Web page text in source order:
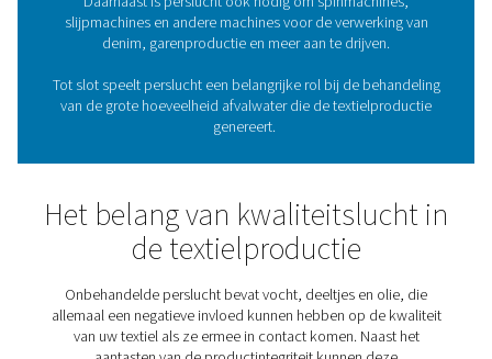
textielproductie
Door de modernisering van productieprocessen
verbruik van perslucht in de textielproductie toe.
zogenaamde 'vierde' utility houdt alle soorten
verschillende productieprocessen draaiende. Hier zijn
textureren, wikkelen en verven van non-woven
pneumatisch transport voor PET-chips.
Daarnaast is perslucht ook nodig om
slijpmachines en andere machines voor de
denim, garenproductie en meer aan te drijven.